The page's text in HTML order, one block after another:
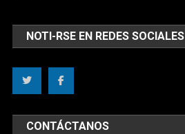
NOTI-RSE EN REDES SOCIALES
CONTÁCTANOS